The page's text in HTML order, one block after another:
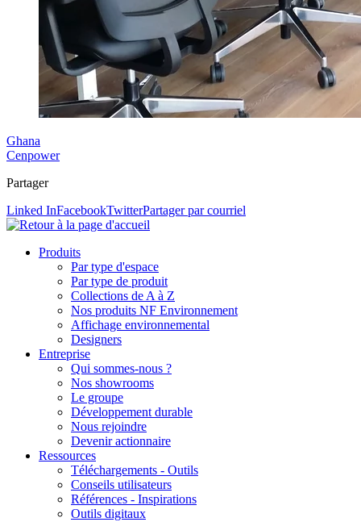
Ghana
Cenpower
Partager
Linked InFacebookTwitterPartager par courriel
Produits
Par type d'espace
Par type de produit
Collections de A à Z
Nos produits NF Environnement
Affichage environnemental
Designers
Entreprise
Qui sommes-nous ?
Nos showrooms
Le groupe
Développement durable
Nous rejoindre
Devenir actionnaire
Ressources
Téléchargements - Outils
Conseils utilisateurs
Références - Inspirations
Outils digitaux